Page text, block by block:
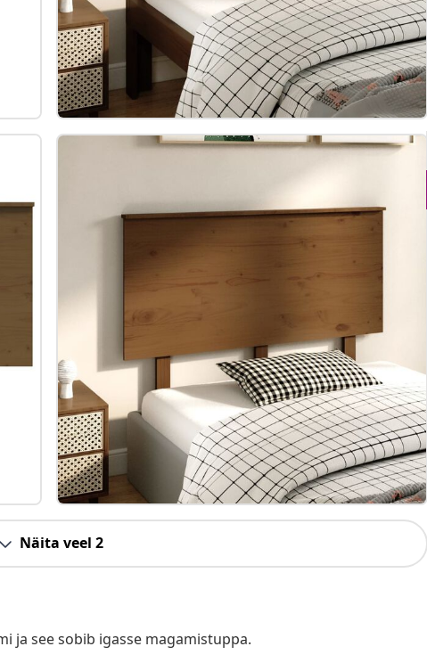
Näita veel 2
ja see sobib igasse magamistuppa.